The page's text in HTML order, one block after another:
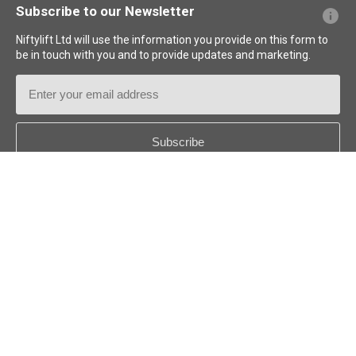
Subscribe to our Newsletter
Niftylift Ltd will use the information you provide on this form to
be in touch with you and to provide updates and marketing.
*Country